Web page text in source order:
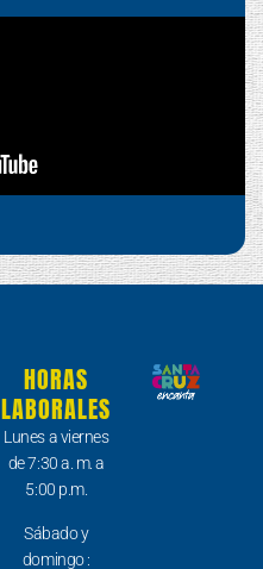
HORAS
LABORALES
Lunes a viernes
de 7:30 a. m. a
5:00 p.m.
Sábado y
domingo :